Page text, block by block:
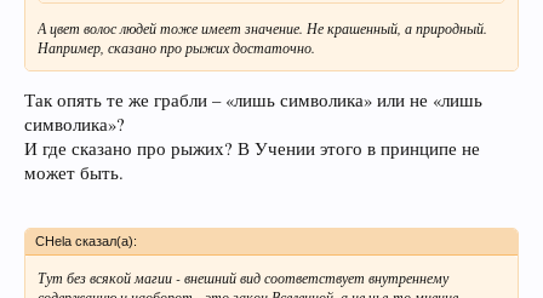
А цвет волос людей тоже имеет значение. Не крашенный, а природный.
Например, сказано про рыжих достаточно.
Так опять те же грабли – «лишь символика» или не «лишь
символика»?
И где сказано про рыжих? В Учении этого в принципе не
может быть.
CHela сказал(а):
Тут без всякой магии - внешний вид соответствует внутреннему